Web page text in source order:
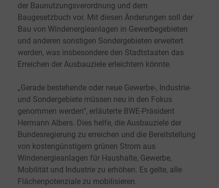
der Baunutzungsverordnung und dem
Baugesetzbuch vor. Mit diesen Änderungen soll der
Bau von Windenergieanlagen in Gewerbegebieten
und anderen sonstigen Sondergebieten erweitert
werden, was insbesondere den Stadtstaaten das
Erreichen der Ausbauziele erleichtern könnte.
„Gerade bestehende oder neue Gewerbe-, Industrie-
und Sondergebiete müssen neu in den Fokus
genommen werden“, erläuterte BWE-Präsident
Hermann Albers. Dies helfe, die Ausbauziele der
Bundesregierung zu erreichen und die Bereitstellung
von kostengünstigem grünen Strom aus
Windenergieanlagen für Haushalte, Gewerbe,
Mobilität und Industrie zu erhöhen. Es gelte, alle
Flächenpotenziale zu mobilisieren.